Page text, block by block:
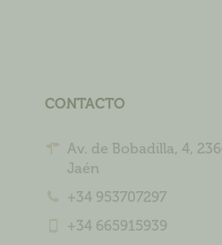
CONTACTO
Av. de Bobadilla, 4,
Jaén
+34 953707297
+34 665915939